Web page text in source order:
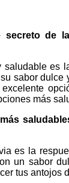
secreto de
saludable es
sabor dulce
más
es la
un sabor
tus antojos